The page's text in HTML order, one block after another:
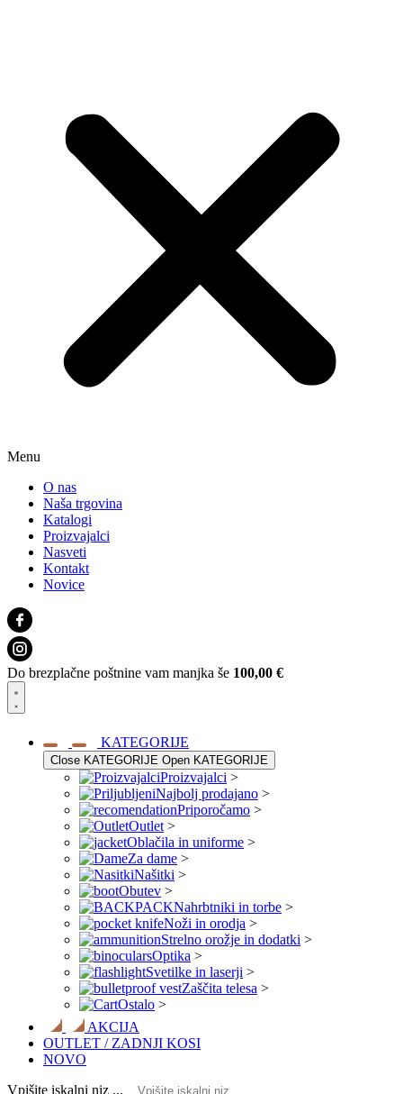
Menu
O nas
Naša trgovina
Katalogi
Proizvajalci
Nasveti
Kontakt
Novice
Do brezplačne poštnine vam manjka še 100,00 €
KATEGORIJE
Close KATEGORIJE Open KATEGORIJE
Proizvajalci >
Najbolj prodajano >
Priporočamo >
Outlet >
Oblačila in uniforme >
Za dame >
Našitki >
Obutev >
Nahrbtniki in torbe >
Noži in orodja >
Strelno orožje in dodatki >
Optika >
Svetilke in laserji >
Zaščita telesa >
Ostalo >
AKCIJA
OUTLET / ZADNJI KOSI
NOVO
Vpišite iskalni niz ...